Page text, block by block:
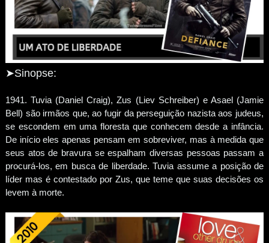
➤Sinopse:
1941. Tuvia (Daniel Craig), Zus (Liev Schreiber) e Asael (Jamie
Bell) são irmãos que, ao fugir da perseguição nazista aos judeus,
se escondem em uma floresta que conhecem desde a infância.
De início eles apenas pensam em sobreviver, mas à medida que
seus atos de bravura se espalham diversas pessoas passam a
procurá-los, em busca de liberdade. Tuvia assume a posição de
líder mas é contestado por Zus, que teme que suas decisões os
levem à morte.